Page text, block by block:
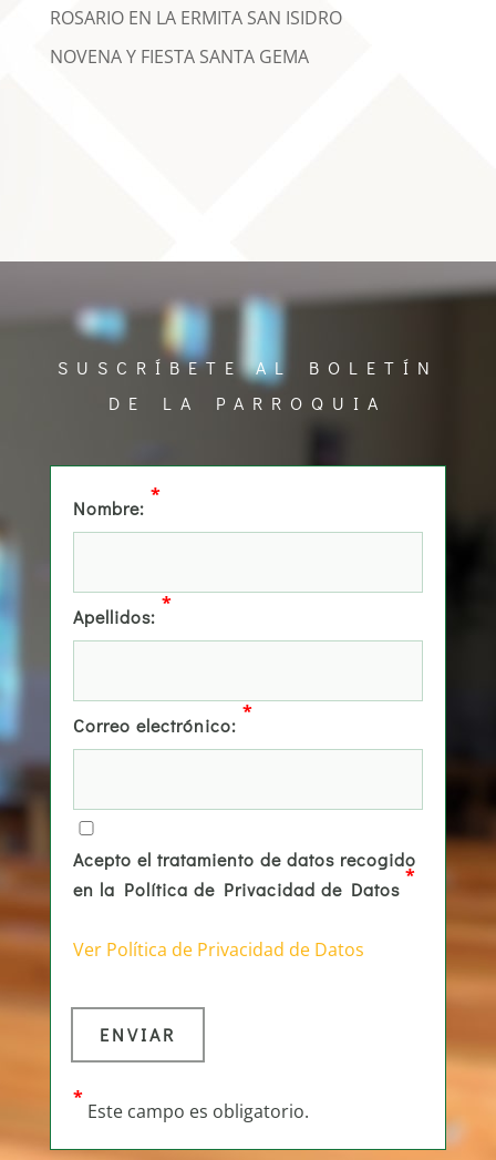
ROSARIO EN LA ERMITA SAN ISIDRO
NOVENA Y FIESTA SANTA GEMA
SUSCRÍBETE AL BOLETÍN
DE LA PARROQUIA
Nombre:
*
Apellidos:
*
Correo electrónico:
*
Acepto el tratamiento de datos recogido
en la Política de Privacidad de Datos
*
Ver Política de Privacidad de Datos
*
Este campo es obligatorio.